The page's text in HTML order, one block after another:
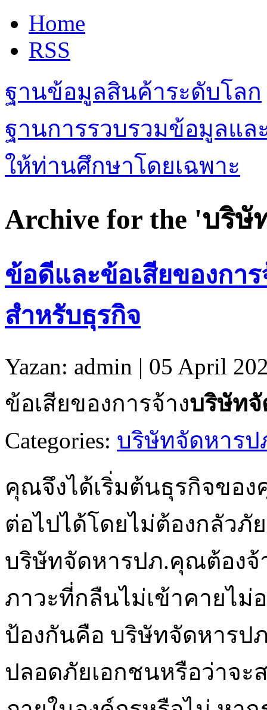
Home
RSS
ฐานข้อมูลสินค้าระดับโลก
ฐานการรวบรวมข้อมูลแล
ให้ท่านศึกษาโดยเฉพาะ
Archive for the 'บริ
ข้อดีและข้อเสียของการ
สำหรับธุรกิจ
Yazan: admin | 05 April
ข้อเสียของการจ้างบริษัท
Categories: บริษัทจัดหารป
คุณจึงได้เริ่มต้นธุรกิจของ
ต่อไปได้โดยไม่ต้องกลัว
บริษัทจัดหารปภ.คุณต้อง
ภาวะที่กลืนไม่เข้าคายไม่
ป้องกันคือ บริษัทจัดหารป
ปลอดภัยเอกชนหรือว่าจ